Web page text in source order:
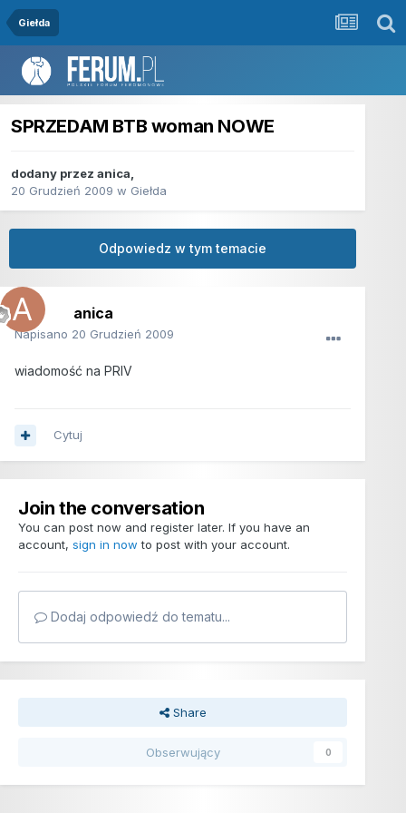
Giełda
SPRZEDAM BTB woman NOWE
dodany przez anica,
20 Grudzień 2009 w Giełda
Odpowiedz w tym temacie
anica
Napisano 20 Grudzień 2009
wiadomość na PRIV
Cytuj
Join the conversation
You can post now and register later. If you have an
account, sign in now to post with your account.
Dodaj odpowiedź do tematu...
Share
Obserwujący 0